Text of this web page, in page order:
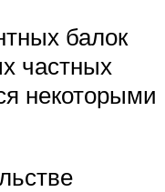
балок
частных
некоторыми